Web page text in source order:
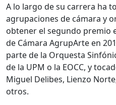
A lo largo de su carrera ha
agrupaciones de cámara y
obtener el segundo premio
de Cámara AgrupArte en
parte de la Orquesta
de la UPM o la EOCC, y
Miguel Delibes, Lienzo
otros.